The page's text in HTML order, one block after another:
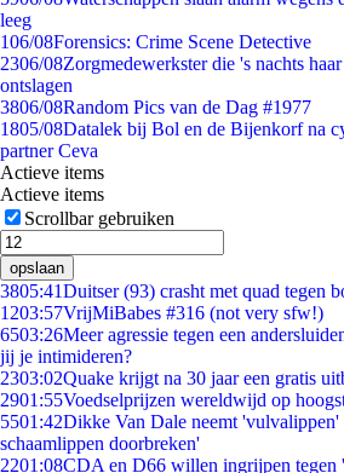
leeg
106/08Forensics: Crime Scene Detective
2306/08Zorgmedewerkster die 's nachts
ontslagen
3806/08Random Pics van de Dag #1977
1805/08Datalek bij Bol en de Bijenkorf na
partner Ceva
Actieve items
Actieve items
Scrollbar gebruiken
opslaan
3805:41Duitser (93) crasht met quad tegen
1203:57VrijMiBabes #316 (not very sfw!)
6503:26Meer agressie tegen een
jij je intimideren?
2303:02Quake krijgt na 30 jaar een gratis
2901:55Voedselprijzen wereldwijd op
5501:42Dikke Van Dale neemt 'vulvalippen'
schaamlippen doorbreken'
2201:08CDA en D66 willen ingrijpen tegen